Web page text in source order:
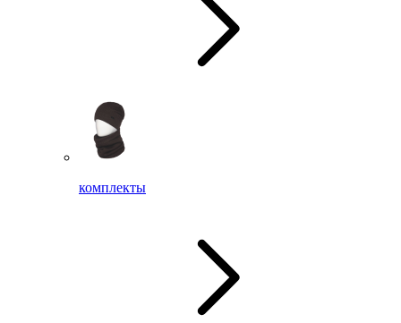
комплекты